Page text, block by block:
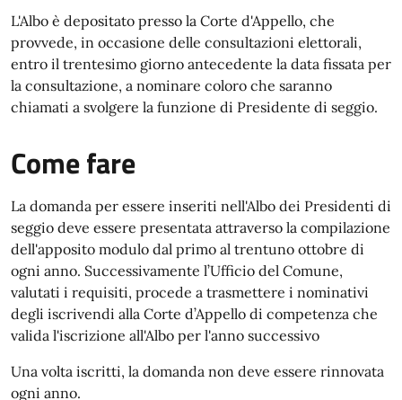
L'Albo è depositato presso la Corte d'Appello, che
provvede, in occasione delle consultazioni elettorali,
entro il trentesimo giorno antecedente la data fissata per
la consultazione, a nominare coloro che saranno
chiamati a svolgere la funzione di Presidente di seggio.
Come fare
La domanda per essere inseriti nell'Albo dei Presidenti di
seggio deve essere presentata attraverso la compilazione
dell'apposito modulo dal primo al trentuno ottobre di
ogni anno. Successivamente l’Ufficio del Comune,
valutati i requisiti, procede a trasmettere i nominativi
degli iscrivendi alla Corte d’Appello di competenza che
valida l'iscrizione all'Albo per l'anno successivo
Una volta iscritti, la domanda non deve essere rinnovata
ogni anno.